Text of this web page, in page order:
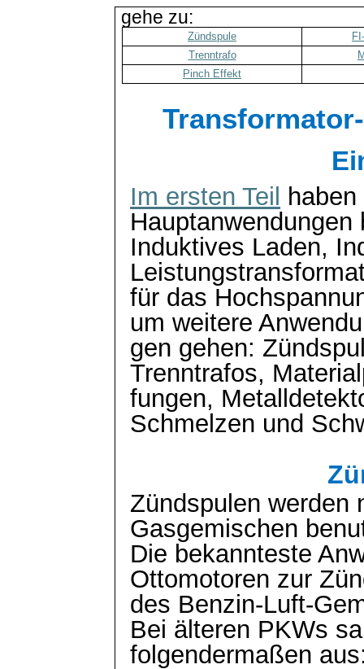
gehe zu:
Zündspule
Trenntrafo
Pinch Effekt
Im ersten Teil
Hauptanwendungen
Induktives Laden,
für das
um weitere
gen gehen:
Trenntrafos,
fungen,
Schmelzen und
Zündspulen werden
Gasgemischen
Die bekannteste
Ottomotoren zur
des Benzin-Luft-
Bei älteren PKWs
folgendermaßen